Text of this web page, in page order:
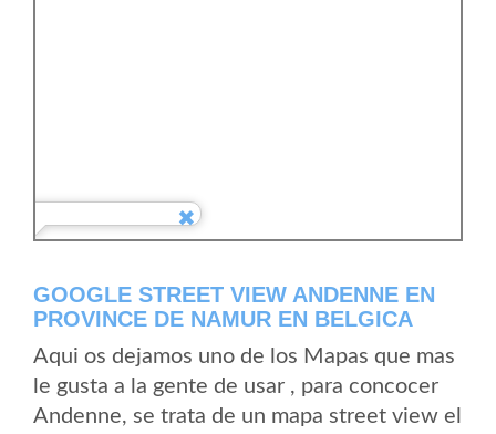
GOOGLE STREET VIEW ANDENNE EN
PROVINCE DE NAMUR EN BELGICA
Aqui os dejamos uno de los Mapas que mas
le gusta a la gente de usar , para concocer
Andenne, se trata de un mapa street view el